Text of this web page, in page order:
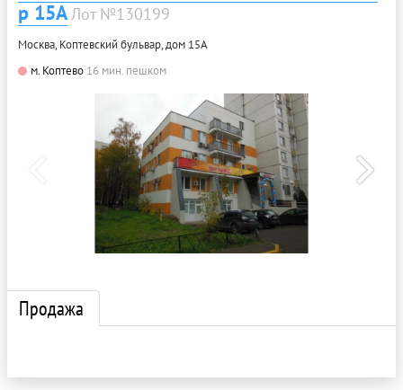
р 15АЛот №130199
Москва, Коптевский бульвар, дом 15А
м. Коптево 16 мин. пешком
Продажа